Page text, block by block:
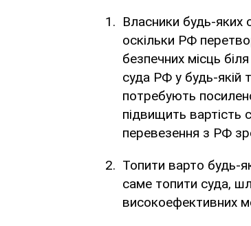
Власники будь-яких
оскільки РФ
безпечних місць
суда РФ у будь-якій
потребують
підвищить вартість
перевезення з РФ
Топити варто будь-
саме топити суда,
високоефективних